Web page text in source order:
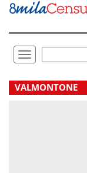
Vai
direttamente
Toggle
navigation
.
VALMONTONE